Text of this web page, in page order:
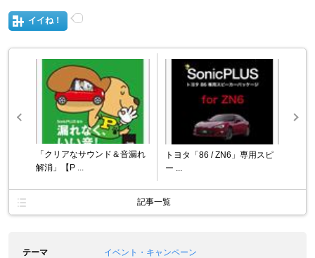
イイね！
「クリアなサウンド＆音漏れ
解消」【P ...
トヨタ「86 / ZN6」専用スピ
ー ...
記事一覧
テーマ
イベント・キャンペーン